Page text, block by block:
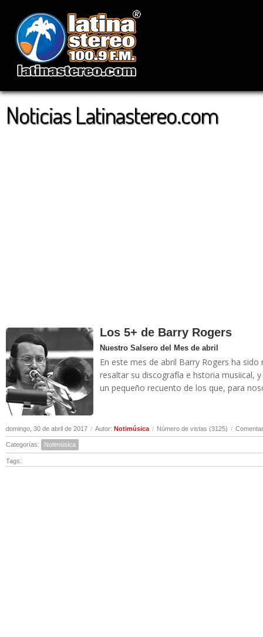
Noticias Latinastereo.com
Los 5+ de Barry Rogers
Nuestro Salsero del Mes de abril
En este mes de abril Barry Rogers ha
resaltar su discografía e hstoria musiical,
un pequeño recuento de los que, para
domingo, 30 de abril de 2017 / Autor: Notimúsica / Número de vistas (3125) /
Categorías: Notimúsica
Tags: